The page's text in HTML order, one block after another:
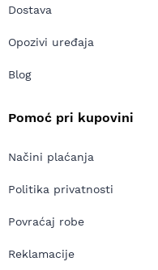
Dostava
Opozivi uređaja
Blog
Pomoć pri kupovini
Načini plaćanja
Politika privatnosti
Povraćaj robe
Reklamacije